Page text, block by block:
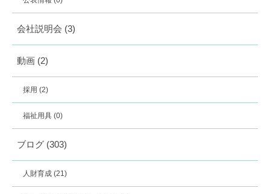
会社説明会 (3)
動画 (2)
採用 (2)
福祉用具 (0)
ブログ (303)
人財育成 (21)